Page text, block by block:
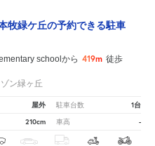
牧緑ケ丘の予約できる駐車
schoolから 419m 徒歩
ン緑ヶ丘
屋外 駐車台数 1台
210cm 車高 -